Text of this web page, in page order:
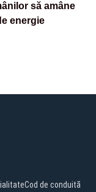
să amâne
energie
Cod de conduită